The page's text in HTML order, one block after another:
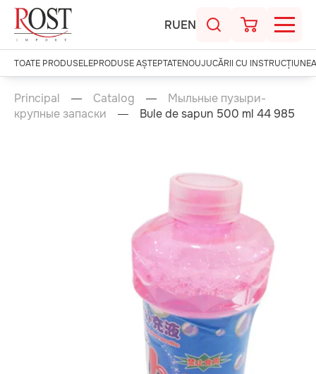
RUEN
TOATE PRODUSELEPRODUSE AȘTEPTATENOUJUCĂRII CU
Principal Catalog
Мыльные пузыри-
крупные запаски
Bule de sapun 500 ml 44 985